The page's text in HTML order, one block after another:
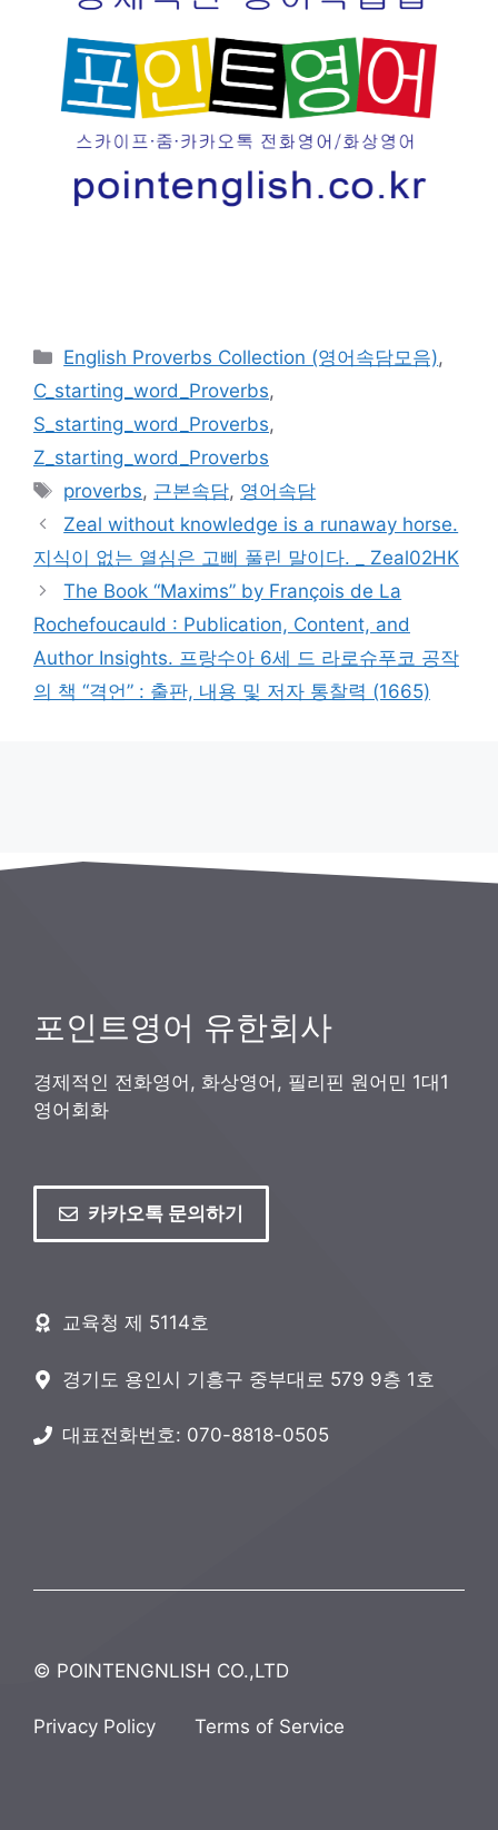
카
테
리
English Proverbs Collection (영어속담모음),
C_starting_word_Proverbs,
S_starting_word_Proverbs,
Z_starting_word_Proverbs
태
그
proverbs, 근본속담, 영어속담
Zeal without knowledge is a runaway horse.
지식이 없는 열심은 고삐 풀린 말이다. _ Zeal02HK
The Book “Maxims” by François de La
Rochefoucauld : Publication, Content, and
Author Insights. 프랑수아 6세 드 라로슈푸코 공작
의 책 “격언” : 출판, 내용 및 저자 통찰력 (1665)
포인트영어 유한회사
경제적인 전화영어, 화상영어, 필리핀 원어민 1대1
영어회화
카카오톡 문의하기
교육청 제 5114호
경기도 용인시 기흥구 중부대로 579 9층 1호
대표전화번호: 070-8818-0505
© POINTENGNLISH CO.,LTD
Privacy Policy Terms of Service